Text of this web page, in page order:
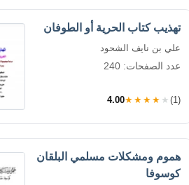
تهذيب كتاب الحرية أو الطوفان
علي بن نايف الشحود
عدد الصفحات: 240
4.00★★★★★ (1)
هموم ومشكلات مسلمي البلقان
كوسوفا